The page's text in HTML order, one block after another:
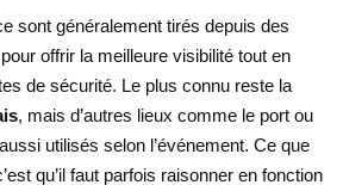
sont généralement tirés depuis des
offrir la meilleure visibilité tout en
de sécurité. Le plus connu reste la
, mais d’autres lieux comme le port ou
utilisés selon l’événement. Ce que
qu’il faut parfois raisonner en fonction